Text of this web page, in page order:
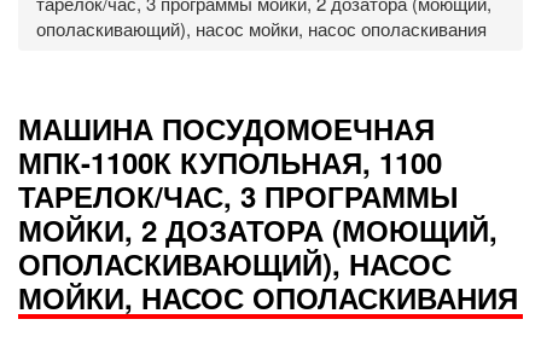
ополаскивающий), насос мойки, насос ополаскивания
МАШИНА ПОСУДОМОЕЧНАЯ
МПК-1100К КУПОЛЬНАЯ, 1100
ТАРЕЛОК/ЧАС, 3 ПРОГРАММЫ
МОЙКИ, 2 ДОЗАТОРА (МОЮЩИЙ,
ОПОЛАСКИВАЮЩИЙ), НАСОС
МОЙКИ, НАСОС ОПОЛАСКИВАНИЯ